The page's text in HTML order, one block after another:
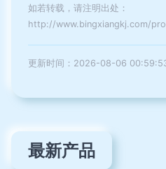
如若转载，请注明出处：
http://www.bingxiangkj.com/
更新时间：2026-08-06
最新产品